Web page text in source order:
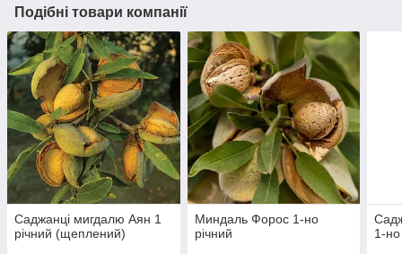
Подібні товари компанії
Саджанці мигдалю Аян 1
річний (щеплений)
Миндаль Форос 1-но
річний
1-но